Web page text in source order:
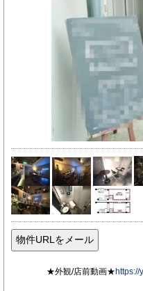
★外観/店前動画★https://